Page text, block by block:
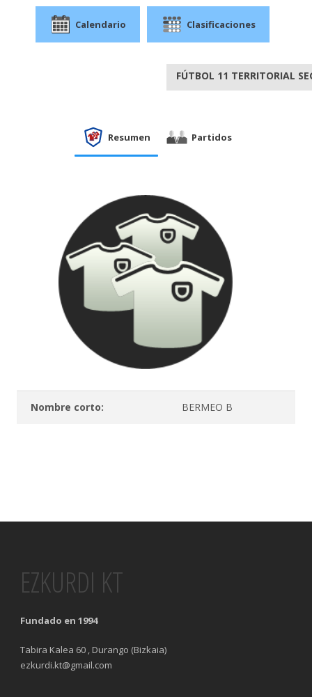
Calendario Clasificaciones
FÚTBOL 11 TERRITORIAL
Resumen Partidos
Nombre corto: BERMEO B
EZKURDI KT
Fundado en 1994
Tabira Kalea 60 , Durango (Bizkaia)
ezkurdi.kt@gmail.com